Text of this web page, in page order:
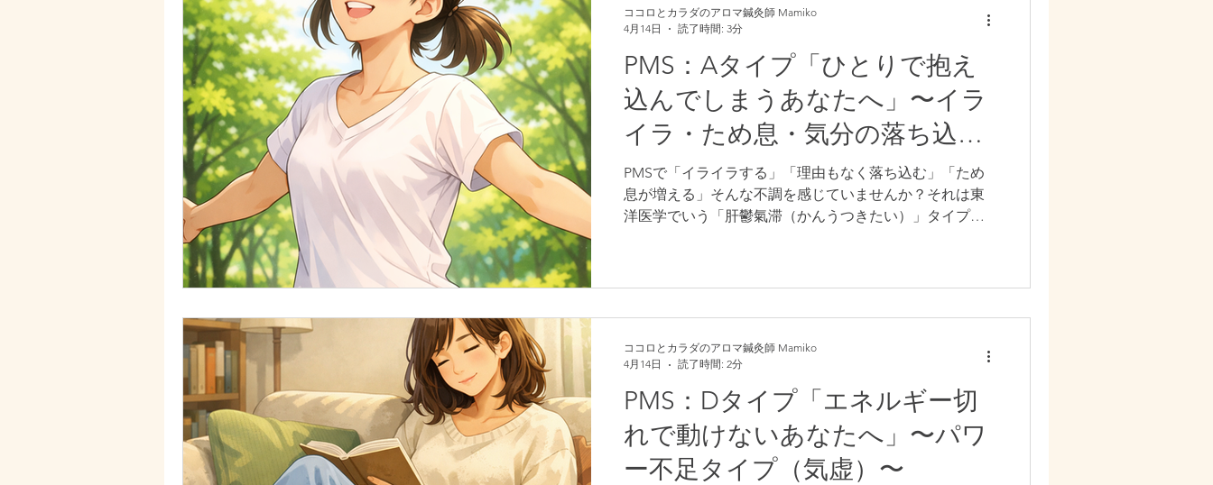
ク、日常でできるセルフケア、鍼灸とアロマセラピーに
よる調え方をわかりやすく解説します。頑張りすぎてし
まう心と体を、少しずつ“オフ”にしていきましょう。
PMS：Aタイプ「ひとりで抱え
込んでしまうあなたへ」〜イラ
イラ・ため息・気分の落ち込み
（肝鬱氣滞）タイプ〜
PMSで「イライラする」「理由もなく落ち込む」「ため
息が増える」そんな不調を感じていませんか？それは東
洋医学でいう「肝鬱氣滞（かんうつきたい）」タイプか
は、肝鬱氣滞タイプの原因や体の状態、放っておくリス
ク、セルフケア方法、鍼灸とアロマセラピーでできるケ
アについて詳しく解説します。自分の巡りに気づき、少
し楽になるヒントを見つけてみませんか？
ココロとカラダのアロマ鍼灸師 Mamiko
4月14日
読了時間: 3分
PMS：Dタイプ「エネルギー切
れで動けないあなたへ」〜パワ
ー不足タイプ（気虚）〜
ココロとカラダのアロマ鍼灸師 Mamiko
4月14日
読了時間: 2分